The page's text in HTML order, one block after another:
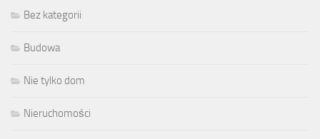
Bez kategorii
Budowa
Nie tylko dom
Nieruchomości